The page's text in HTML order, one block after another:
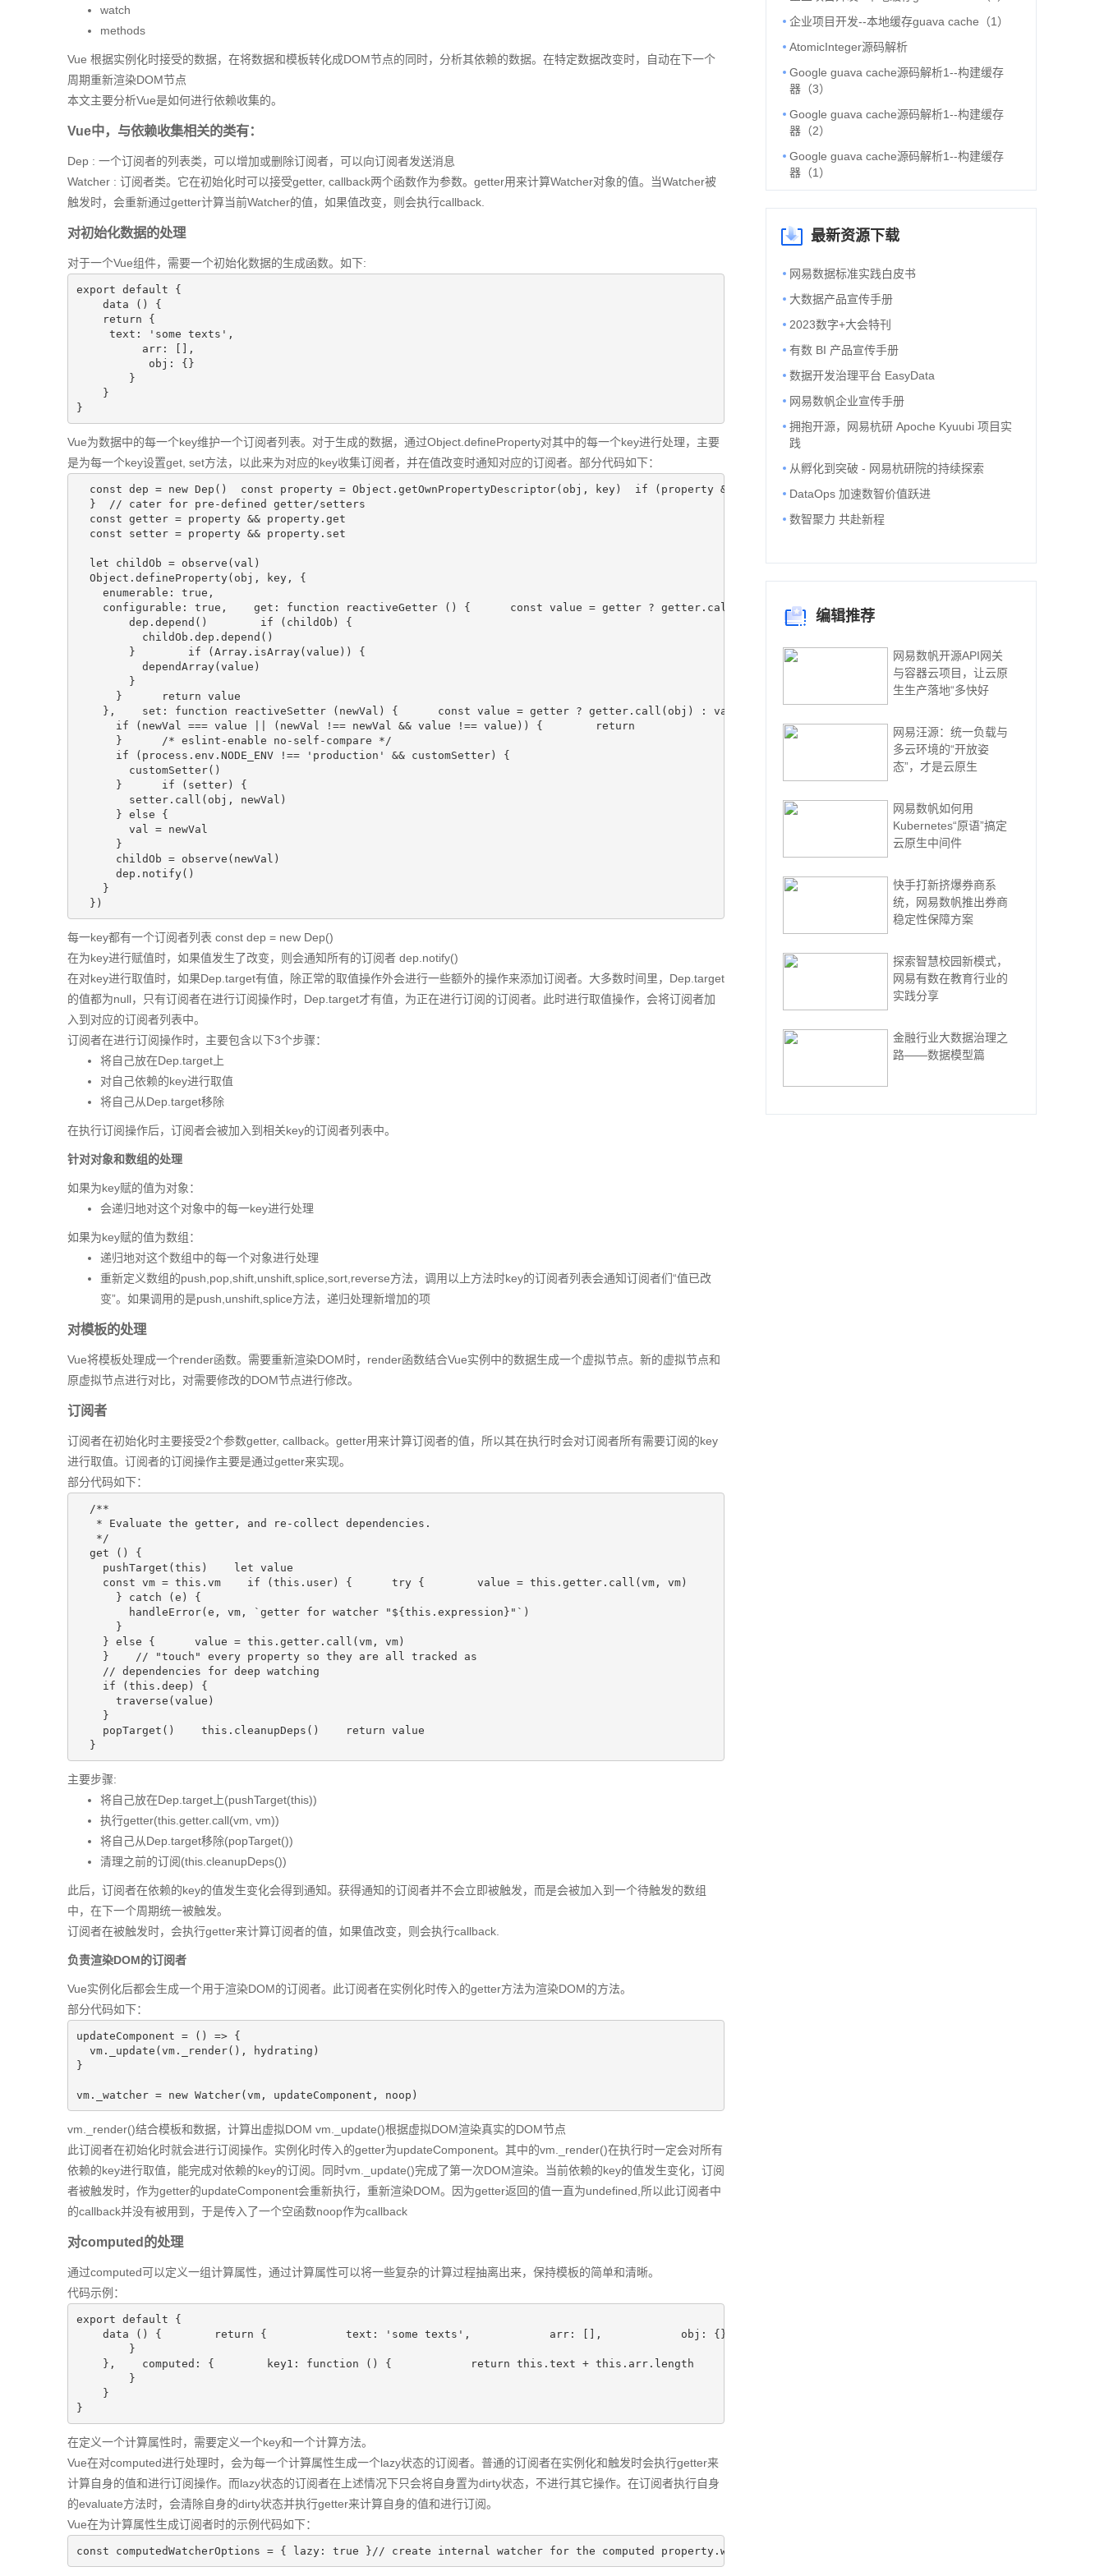
企业项目开发--本地缓存guava cache（1）
AtomicInteger源码解析
Google guava cache源码解析1--构建缓存
器（3）
Google guava cache源码解析1--构建缓存
器（2）
Google guava cache源码解析1--构建缓存
器（1）
最新资源下载
网易数据标准实践白皮书
大数据产品宣传手册
2023数字+大会特刊
有数 BI 产品宣传手册
数据开发治理平台 EasyData
网易数帆企业宣传手册
拥抱开源，网易杭研 Apoche Kyuubi 项目实
践
从孵化到突破 - 网易杭研院的持续探索
DataOps 加速数智价值跃进
数智聚力 共赴新程
编辑推荐
网易数帆开源API网关
与容器云项目，让云原
生生产落地“多快好
网易汪源：统一负载与
多云环境的“开放姿
态”，才是云原生
网易数帆如何用
Kubernetes“原语”搞定
云原生中间件
快手打新挤爆券商系
统，网易数帆推出券商
稳定性保障方案
探索智慧校园新模式，
网易有数在教育行业的
实践分享
金融行业大数据治理之
路——数据模型篇
watch
methods
Vue 根据实例化时接受的数据，在将数据和模板转化成DOM节点的同时，分析其依赖的数据。在特定数据改变时，自动在下一个
周期重新渲染DOM节点
本文主要分析Vue是如何进行依赖收集的。
Vue中，与依赖收集相关的类有：
Dep : 一个订阅者的列表类，可以增加或删除订阅者，可以向订阅者发送消息
Watcher : 订阅者类。它在初始化时可以接受getter, callback两个函数作为参数。getter用来计算Watcher对象的值。当Watcher被
触发时，会重新通过getter计算当前Watcher的值，如果值改变，则会执行callback.
对初始化数据的处理
对于一个Vue组件，需要一个初始化数据的生成函数。如下:
export default {
data () {
return {
text: 'some texts',
arr: [],
obj: {}
}
}
}
Vue为数据中的每一个key维护一个订阅者列表。对于生成的数据，通过Object.defineProperty对其中的每一个key进行处理，主要
是为每一个key设置get, set方法，以此来为对应的key收集订阅者，并在值改变时通知对应的订阅者。部分代码如下：
const dep = new Dep()  const property = Object.getOwnPropertyDescriptor(obj, key)  if (property && property.configurable === false) {    return
}  // cater for pre-defined getter/setters
const getter = property && property.get
const setter = property && property.set
let childOb = observe(val)
Object.defineProperty(obj, key, {
enumerable: true,
configurable: true,    get: function reactiveGetter () {      const value = getter ? getter.call(obj) : val      if (Dep.target) {
dep.depend()        if (childOb) {
childOb.dep.depend()
}        if (Array.isArray(value)) {
dependArray(value)
}
}      return value
},    set: function reactiveSetter (newVal) {      const value = getter ? getter.call(obj) : val      /* eslint-disable no-self-compare */
if (newVal === value || (newVal !== newVal && value !== value)) {        return
}      /* eslint-enable no-self-compare */
if (process.env.NODE_ENV !== 'production' && customSetter) {
customSetter()
}      if (setter) {
setter.call(obj, newVal)
} else {
val = newVal
}
childOb = observe(newVal)
dep.notify()
}
})
每一key都有一个订阅者列表 const dep = new Dep()
在为key进行赋值时，如果值发生了改变，则会通知所有的订阅者 dep.notify()
在对key进行取值时，如果Dep.target有值，除正常的取值操作外会进行一些额外的操作来添加订阅者。大多数时间里，Dep.target
的值都为null，只有订阅者在进行订阅操作时，Dep.target才有值，为正在进行订阅的订阅者。此时进行取值操作，会将订阅者加
入到对应的订阅者列表中。
订阅者在进行订阅操作时，主要包含以下3个步骤：
将自己放在Dep.target上
对自己依赖的key进行取值
将自己从Dep.target移除
在执行订阅操作后，订阅者会被加入到相关key的订阅者列表中。
针对对象和数组的处理
如果为key赋的值为对象：
会递归地对这个对象中的每一key进行处理
如果为key赋的值为数组：
递归地对这个数组中的每一个对象进行处理
重新定义数组的push,pop,shift,unshift,splice,sort,reverse方法，调用以上方法时key的订阅者列表会通知订阅者们“值已改
变”。如果调用的是push,unshift,splice方法，递归处理新增加的项
对模板的处理
Vue将模板处理成一个render函数。需要重新渲染DOM时，render函数结合Vue实例中的数据生成一个虚拟节点。新的虚拟节点和
原虚拟节点进行对比，对需要修改的DOM节点进行修改。
订阅者
订阅者在初始化时主要接受2个参数getter, callback。getter用来计算订阅者的值，所以其在执行时会对订阅者所有需要订阅的key
进行取值。订阅者的订阅操作主要是通过getter来实现。
部分代码如下：
/**
* Evaluate the getter, and re-collect dependencies.
*/
get () {
pushTarget(this)    let value
const vm = this.vm    if (this.user) {      try {        value = this.getter.call(vm, vm)
} catch (e) {
handleError(e, vm, `getter for watcher "${this.expression}"`)
}
} else {      value = this.getter.call(vm, vm)
}    // "touch" every property so they are all tracked as
// dependencies for deep watching
if (this.deep) {
traverse(value)
}
popTarget()    this.cleanupDeps()    return value
}
主要步骤:
将自己放在Dep.target上(pushTarget(this))
执行getter(this.getter.call(vm, vm))
将自己从Dep.target移除(popTarget())
清理之前的订阅(this.cleanupDeps())
此后，订阅者在依赖的key的值发生变化会得到通知。获得通知的订阅者并不会立即被触发，而是会被加入到一个待触发的数组
中，在下一个周期统一被触发。
订阅者在被触发时，会执行getter来计算订阅者的值，如果值改变，则会执行callback.
负责渲染DOM的订阅者
Vue实例化后都会生成一个用于渲染DOM的订阅者。此订阅者在实例化时传入的getter方法为渲染DOM的方法。
部分代码如下：
updateComponent = () => {
vm._update(vm._render(), hydrating)
}
vm._watcher = new Watcher(vm, updateComponent, noop)
vm._render()结合模板和数据，计算出虚拟DOM vm._update()根据虚拟DOM渲染真实的DOM节点
此订阅者在初始化时就会进行订阅操作。实例化时传入的getter为updateComponent。其中的vm._render()在执行时一定会对所有
依赖的key进行取值，能完成对依赖的key的订阅。同时vm._update()完成了第一次DOM渲染。当前依赖的key的值发生变化，订阅
者被触发时，作为getter的updateComponent会重新执行，重新渲染DOM。因为getter返回的值一直为undefined,所以此订阅者中
的callback并没有被用到，于是传入了一个空函数noop作为callback
对computed的处理
通过computed可以定义一组计算属性，通过计算属性可以将一些复杂的计算过程抽离出来，保持模板的简单和清晰。
代码示例：
export default {
data () {        return {            text: 'some texts',            arr: [],            obj: {}
}
},    computed: {        key1: function () {            return this.text + this.arr.length
}
}
}
在定义一个计算属性时，需要定义一个key和一个计算方法。
Vue在对computed进行处理时，会为每一个计算属性生成一个lazy状态的订阅者。普通的订阅者在实例化和触发时会执行getter来
计算自身的值和进行订阅操作。而lazy状态的订阅者在上述情况下只会将自身置为dirty状态，不进行其它操作。在订阅者执行自身
的evaluate方法时，会清除自身的dirty状态并执行getter来计算自身的值和进行订阅。
Vue在为计算属性生成订阅者时的示例代码如下：
const computedWatcherOptions = { lazy: true }// create internal watcher for the computed property.watchers[key] = new Watcher(vm, getter, noop,